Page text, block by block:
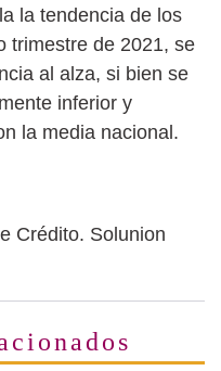
la tendencia de los
trimestre de 2021, se
al alza, si bien se
inferior y
la media nacional.
Crédito. Solunion